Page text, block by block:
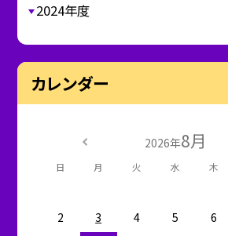
2024年度
カレンダー
2026年8月
日 月 火 水 木
2
3 4 5 6